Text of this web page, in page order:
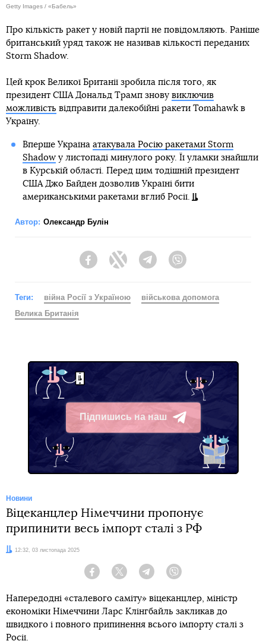
Getty Images / «Бабель»
Про кількість ракет у новій партії не повідомляють. Раніше
британський уряд також не називав кількості переданих
Storm Shadow.
Цей крок Великої Британії зробила після того, як
президент США Дональд Трамп знову виключив
можливість відправити далекобійні ракети Tomahawk в
Україну.
Вперше Україна атакувала Росію ракетами Storm
Shadowу листопаді минулого року. Її уламки знайшли
в Курській області. Перед цим тодішній президент
США Джо Байден дозволив Україні бити
американськими ракетами вглиб Росії.
Автор: Олександр Булін
FacebookTwitter Telegram
Теги: війна Росії з Україною
військова допомога
Велика Британія
Підпишись на наш
Telegram
Новини
Віцеканцлер Німеччини пропонує
припинити весь імпорт сталі з РФ
Дата:12:32, 03 листопада 2025
Facebook Twitter Telegram
Напередодні «сталевого саміту» віцеканцлер, міністр
економіки Німеччини Ларс Клінгбайль закликав до
швидкого і повного припинення всього імпорту сталі з
Росії.